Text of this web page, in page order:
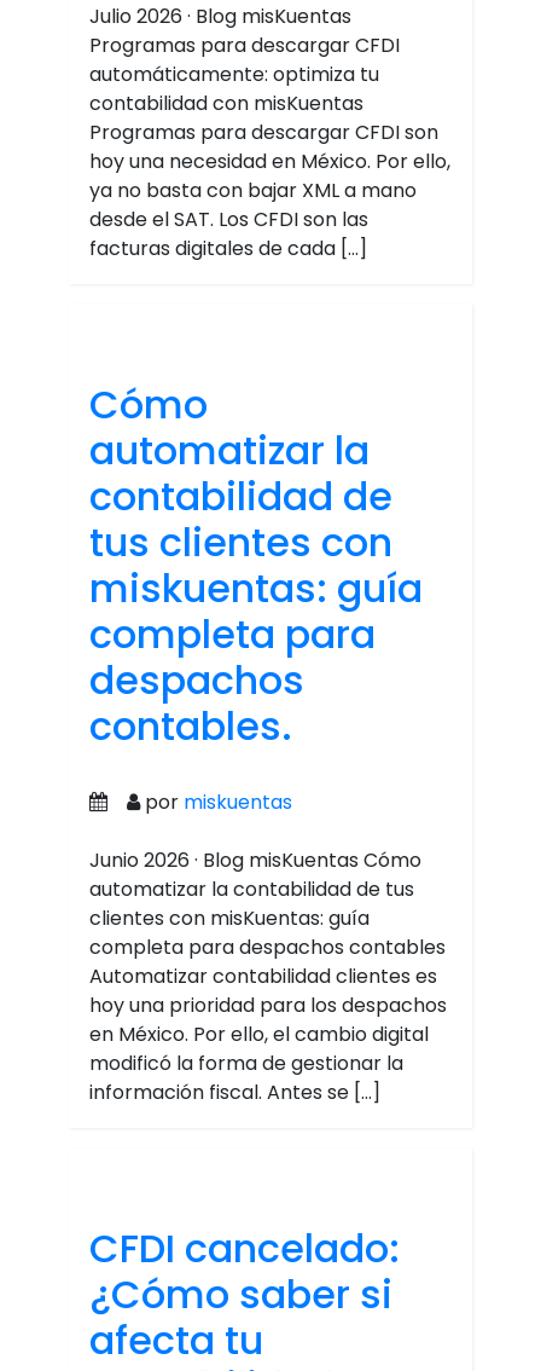
Julio 2026 · Blog misKuentas
Programas para descargar CFDI
automáticamente: optimiza tu
contabilidad con misKuentas
Programas para descargar CFDI son
hoy una necesidad en México. Por ello,
ya no basta con bajar XML a mano
desde el SAT. Los CFDI son las
facturas digitales de cada […]
Cómo
automatizar la
contabilidad de
tus clientes con
miskuentas: guía
completa para
despachos
contables.
por miskuentas
Junio 2026 · Blog misKuentas Cómo
automatizar la contabilidad de tus
clientes con misKuentas: guía
completa para despachos contables
Automatizar contabilidad clientes es
hoy una prioridad para los despachos
en México. Por ello, el cambio digital
modificó la forma de gestionar la
información fiscal. Antes se […]
CFDI cancelado:
¿Cómo saber si
afecta tu